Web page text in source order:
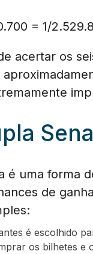
= 1/
acertar os
Sena
é uma forma
de
é escolhido
os bilhetes e